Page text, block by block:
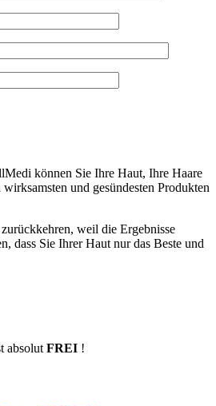
können Sie Ihre Haut, Ihre Haare
und gesündesten Produkten
weil die Ergebnisse
dass Sie Ihrer Haut nur das Beste und
absolut FREI !